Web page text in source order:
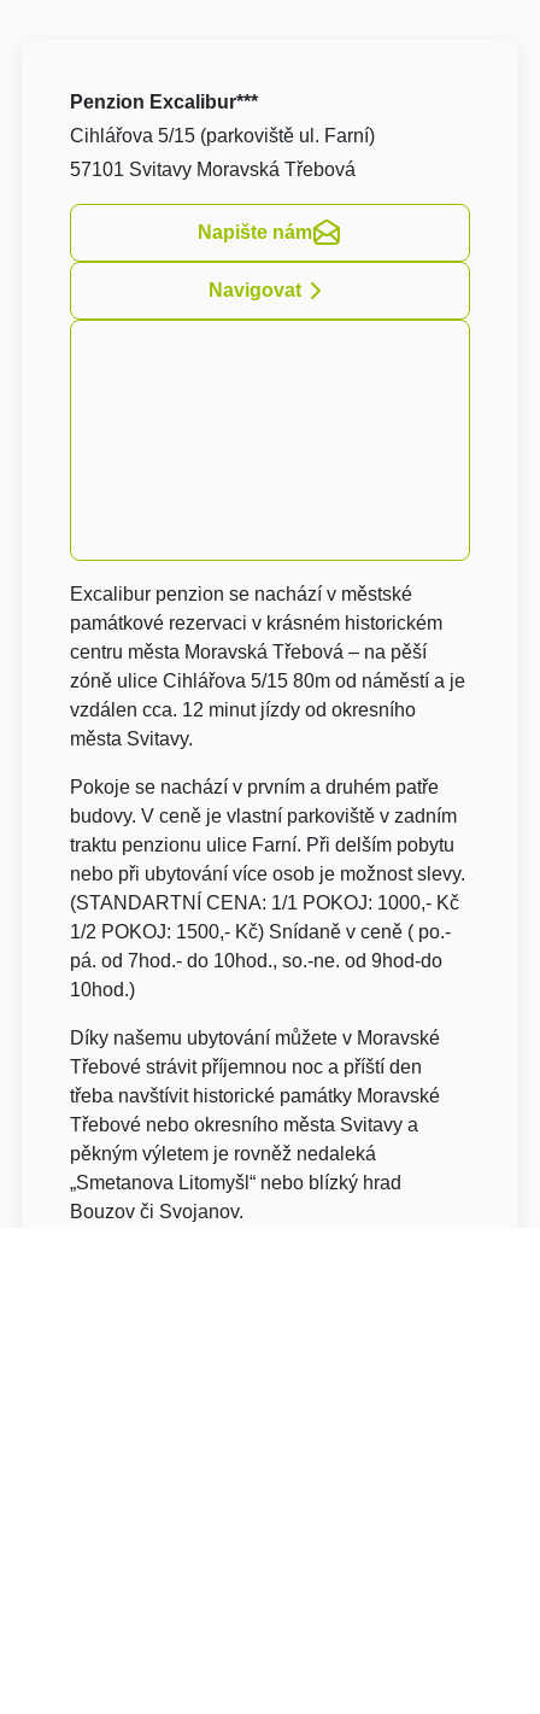
Penzion Excalibur***
Cihlářova 5/15 (parkoviště ul. Farní)
57101 Svitavy Moravská Třebová
Napište nám
Navigovat
Excalibur penzion se nachází v městské
památkové rezervaci v krásném historickém
centru města Moravská Třebová – na pěší
zóně ulice Cihlářova 5/15 80m od náměstí a je
vzdálen cca. 12 minut jízdy od okresního
města Svitavy.
Pokoje se nachází v prvním a druhém patře
budovy. V ceně je vlastní parkoviště v zadním
traktu penzionu ulice Farní. Při delším pobytu
nebo při ubytování více osob je možnost slevy.
(STANDARTNÍ CENA: 1/1 POKOJ: 1000,- Kč
1/2 POKOJ: 1500,- Kč) Snídaně v ceně ( po.-
pá. od 7hod.- do 10hod., so.-ne. od 9hod-do
10hod.)
Díky našemu ubytování můžete v Moravské
Třebové strávit příjemnou noc a příští den
třeba navštívit historické památky Moravské
Třebové nebo okresního města Svitavy a
pěkným výletem je rovněž nedaleká
„Smetanova Litomyšl“ nebo blízký hrad
Bouzov či Svojanov.